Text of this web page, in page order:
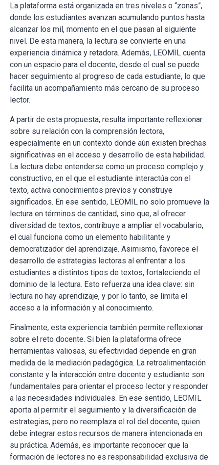
La plataforma está organizada en tres niveles o “zonas”,
donde los estudiantes avanzan acumulando puntos hasta
alcanzar los mil, momento en el que pasan al siguiente
nivel. De esta manera, la lectura se convierte en una
experiencia dinámica y retadora. Además, LEOMIL cuenta
con un espacio para el docente, desde el cual se puede
hacer seguimiento al progreso de cada estudiante, lo que
facilita un acompañamiento más cercano de su proceso
lector.
A partir de esta propuesta, resulta importante reflexionar
sobre su relación con la comprensión lectora,
especialmente en un contexto donde aún existen brechas
significativas en el acceso y desarrollo de esta habilidad.
La lectura debe entenderse como un proceso complejo y
constructivo, en el que el estudiante interactúa con el
texto, activa conocimientos previos y construye
significados. En ese sentido, LEOMIL no solo promueve la
lectura en términos de cantidad, sino que, al ofrecer
diversidad de textos, contribuye a ampliar el vocabulario,
el cual funciona como un elemento habilitante y
democratizador del aprendizaje. Asimismo, favorece el
desarrollo de estrategias lectoras al enfrentar a los
estudiantes a distintos tipos de textos, fortaleciendo el
dominio de la lectura. Esto refuerza una idea clave: sin
lectura no hay aprendizaje, y por lo tanto, se limita el
acceso a la información y al conocimiento.
Finalmente, esta experiencia también permite reflexionar
sobre el reto docente. Si bien la plataforma ofrece
herramientas valiosas, su efectividad depende en gran
medida de la mediación pedagógica. La retroalimentación
constante y la interacción entre docente y estudiante son
fundamentales para orientar el proceso lector y responder
a las necesidades individuales. En ese sentido, LEOMIL
aporta al permitir el seguimiento y la diversificación de
estrategias, pero no reemplaza el rol del docente, quien
debe integrar estos recursos de manera intencionada en
su práctica. Además, es importante reconocer que la
formación de lectores no es responsabilidad exclusiva de